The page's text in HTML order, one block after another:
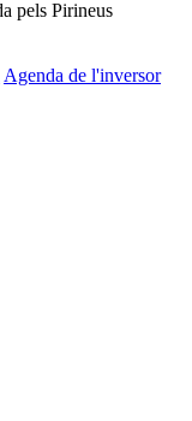
Agenda de l'inversor